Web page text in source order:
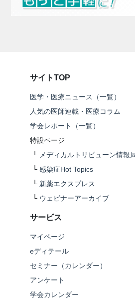
サイトTOP
医学・医療ニュース（一覧）
人気の医師連載・医療コラム
学会レポート（一覧）
特設ページ
└ メディカルトリビューン情報
└ 感染症Hot Topics
└ 新薬エクスプレス
└ ウェビナーアーカイブ
サービス
マイページ
eディテール
セミナー（カレンダー）
アンケート
学会カレンダー